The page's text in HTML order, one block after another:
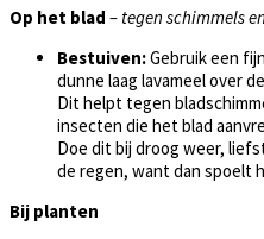
Op het blad – tegen schimmels
Bestuiven:Gebruik een
dunne laag lavameel over
Dit helpt tegen
insecten die het blad
Doe dit bij droog weer,
de regen, want dan spoelt
Bij planten